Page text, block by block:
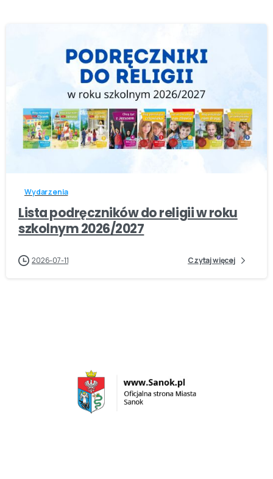
-
Wydarzenia
Lista podręczników do religii w roku
szkolnym 2026/2027
2026-07-11 Czytaj więcej